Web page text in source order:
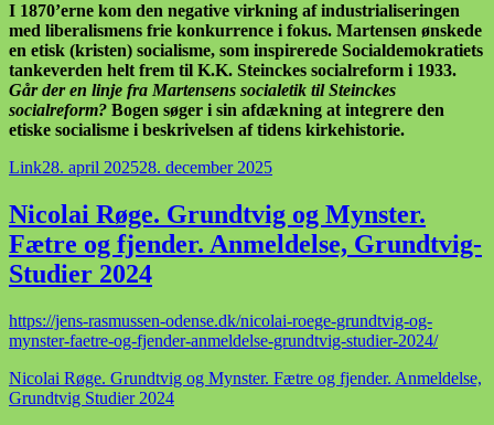
I 1870’erne kom den negative virkning af industrialiseringen
med liberalismens frie konkurrence i fokus. Martensen ønskede
en etisk (kristen) socialisme, som inspirerede Socialdemokratiets
tankeverden helt frem til K.K. Steinckes socialreform i 1933.
Går der en linje fra Martensens socialetik til Steinckes
socialreform? Bogen søger i sin afdækning at integrere den
etiske socialisme i beskrivelsen af tidens kirkehistorie.
Format
LinkUdgivet
28. april 202528. december 2025
Nicolai Røge. Grundtvig og Mynster.
Fætre og fjender. Anmeldelse, Grundtvig-
Studier 2024
https://jens-rasmussen-odense.dk/nicolai-roege-grundtvig-og-
mynster-faetre-og-fjender-anmeldelse-grundtvig-studier-2024/
Nicolai Røge. Grundtvig og Mynster. Fætre og fjender. Anmeldelse,
Grundtvig Studier 2024